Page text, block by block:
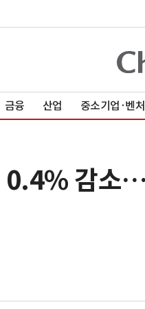
금융 산업 중소기업·벤처
0.4% 감소